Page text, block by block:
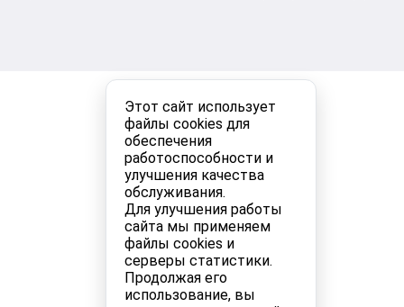
Этот сайт использует
файлы cookies для
обеспечения
работоспособности и
улучшения качества
обслуживания.
Для улучшения работы
сайта мы применяем
файлы cookies и
серверы статистики.
Продолжая его
использование, вы